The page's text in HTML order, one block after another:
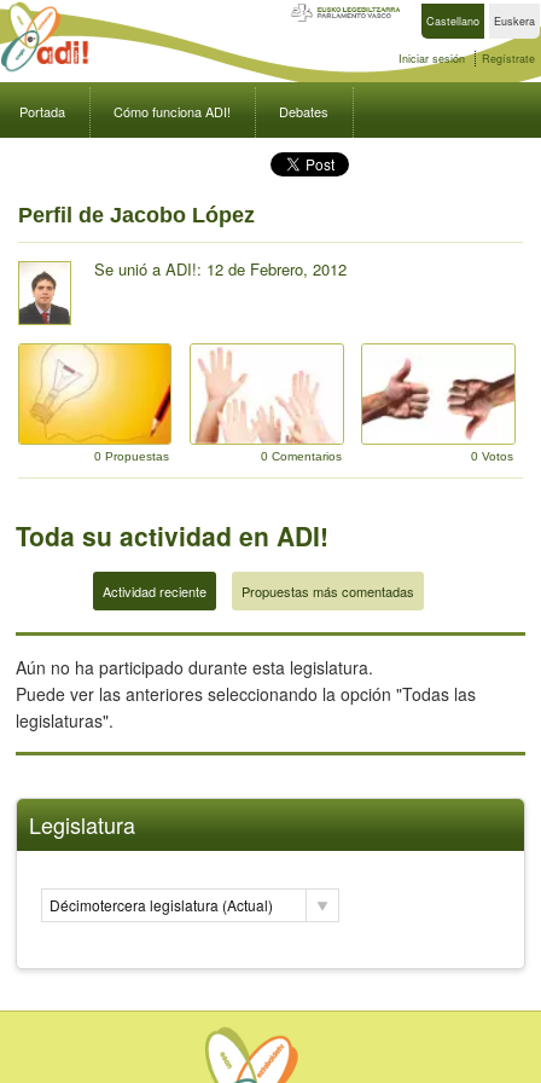
Castellano Euskera
Iniciar sesión Regístrate
Portada Cómo funciona ADI! Debates
Perfil de Jacobo López
Se unió a ADI!: 12 de Febrero, 2012
0 Propuestas 0 Comentarios 0 Votos
Toda su actividad en ADI!
Actividad reciente Propuestas más comentadas
Aún no ha participado durante esta legislatura.
Puede ver las anteriores seleccionando la opción "Todas las
legislaturas".
Legislatura
Décimotercera legislatura (Actual)